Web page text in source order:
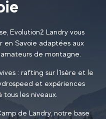
Evolution2 Landry vous
en Savoie adaptées aux
de montagne.
: rafting sur l’Isère et le
et expériences
tous les niveaux.
de Landry, notre base